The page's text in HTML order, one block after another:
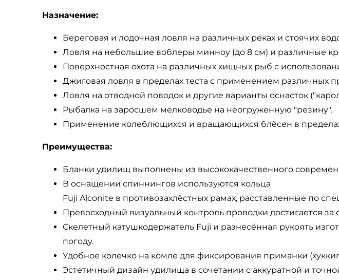
Назначение:
Береговая и лодочная ловля на различных реках и стоячих
Ловля на небольшие воблеры минноу (до 8 см) и различные
Поверхностная охота на различных хищных рыб с
Джиговая ловля в пределах теста с применением
Ловля на отводной поводок и другие варианты оснасток
Рыбалка на заросшем мелководье на неогруженную "резину".
Применение колеблющихся и вращающихся блёсен в пределах
Преимущества:
Бланки удилищ выполнены из высококачественного
В оснащении спиннингов используются кольца
Fuji Alconite в противозахлёстных рамах, расставленные по
Превосходный визуальный контроль проводки достигается
Скелетный катушкодержатель Fuji и разнесённая рукоять
погоду.
Удобное колечко на комле для фиксирования приманки
Эстетичный дизайн удилища в сочетании с аккуратной и